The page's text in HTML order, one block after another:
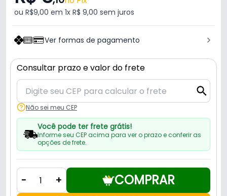
ou R$9,00 em 1x R$ 9,00 sem juros
Ver formas de pagamento
Consultar prazo e valor do frete
Não sei meu CEP
Você pode ter frete grátis!
Informe seu CEP acima para ver o prazo e conferir as
opções de frete.
- + COMPRAR